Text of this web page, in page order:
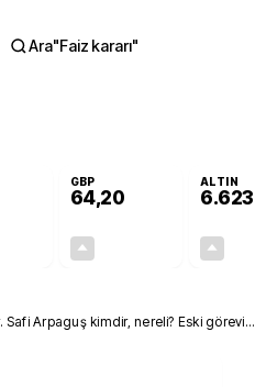
Ara"Faiz kararı"
GBP
64,20
ALTIN
6.623
Safi Arpaguş kimdir, nereli? Eski görevi...